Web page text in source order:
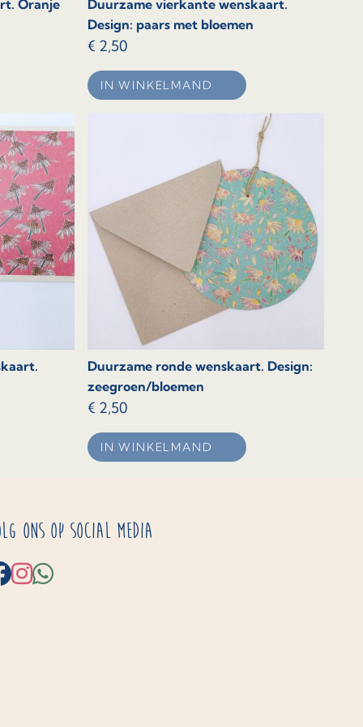
Oranje
Duurzame vierkante wenskaart.
Design: paars met bloemen
€ 2,50
IN WINKELMAND
Duurzame ronde wenskaart. Design:
zeegroen/bloemen
€ 2,50
IN WINKELMAND
ons op social media